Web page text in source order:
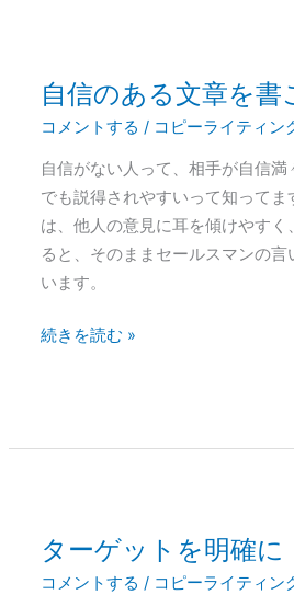
自信のある文章を書
コメントする / コピーライティン
自信がない人って、相手が自信
でも説得されやすいって知ってま
は、他人の意見に耳を傾けやす
ると、そのままセールスマンの言
います。
自
信
あ
る
文
章
を
こ
続きを読む »
ターゲットを明確に
コメントする / コピーライティン
タ
ー